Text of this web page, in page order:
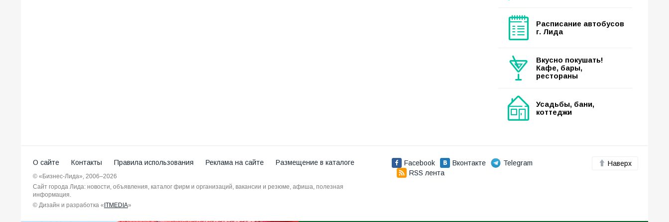
Расписание автобусов
г. Лида
Вкусно покушать!
Кафе, бары,
рестораны
Усадьбы, бани,
коттеджи
О сайте Контакты Правила использования Реклама на сайте Размещение в каталоге
© «Бизнес-Лида», 2006–2026
Сайт города Лида: новости, объявления, каталог фирм и организаций, вакансии и резюме, афиша, полезная
информация.
© Дизайн и разработка « ITMEDIA»
Facebook Вконтакте
Telegram
RSS лента
Наверх